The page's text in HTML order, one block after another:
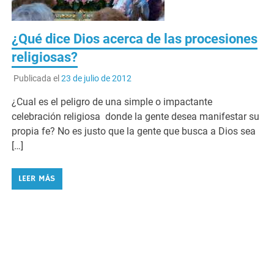
¿Qué dice Dios acerca de las procesiones
religiosas?
Publicada el 23 de julio de 2012
¿Cual es el peligro de una simple o impactante
celebración religiosa donde la gente desea manifestar su
propia fe? No es justo que la gente que busca a Dios sea
[…]
LEER MÁS